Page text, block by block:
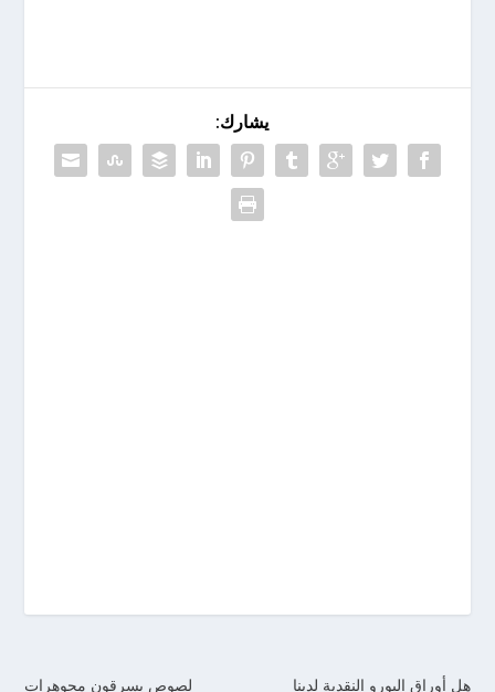
يشارك:
لصوص يسرقون مجوهرات هل أوراق اليورو النقدية لدينا